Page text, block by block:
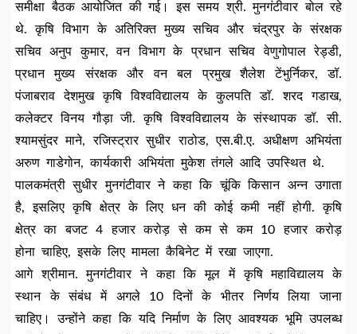
समीक्षा बैठक आयोजित की गई। इस समय श्री. मुनगंटीवार बोल रहे
थे. कृषि विभाग के अतिरिक्त मुख्य सचिव और चंद्रपुर के संरक्षक
सचिव अनुप कुमार, वन विभाग के प्रधान सचिव वेणुगोपाल रेड्डी,
प्रधान मुख्य संरक्षक और वन बल प्रमुख शैलेश टेंभुर्निकर, डॉ.
पंजाबराव देशमुख कृषि विश्वविद्यालय के कुलपति डाॅ. शरद गडाख,
कलेक्टर विनय गौड़ा जी. कृषि विश्वविद्यालय के संस्थापक डॉ. सी.
श्यामसुंदर माने, रजिस्ट्रार सुधीर राठोड, एस.बी.ए. अधीक्षण अभियंता
अरुण गाडेगोन, कार्यकारी अभियंता मुकेश तंगले आदि उपस्थित थे.
पालकमंत्री सुधीर मुनगंटीवार ने कहा कि चूंकि किसान अन्न उगाता
है, इसलिए कृषि क्षेत्र के लिए धन की कोई कमी नहीं होगी. कृषि
क्षेत्र का बजट 4 हजार करोड़ से कम से कम 10 हजार करोड़
होना चाहिए, इसके लिए मामला कैबिनेट में रखा जाएगा.
आगे श्रीमान. मुनगंटीवार ने कहा कि मूल में कृषि महाविद्यालय के
स्थान के संबंध में अगले 10 दिनों के भीतर निर्णय लिया जाना
चाहिए। उन्होंने कहा कि यदि निर्माण के लिए आवश्यक भूमि उपलब्ध